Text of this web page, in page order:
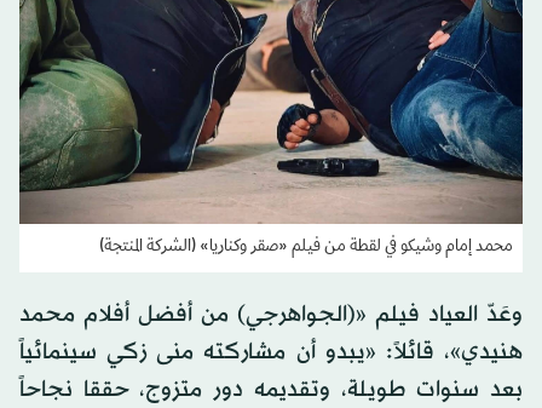
محمد إمام وشيكو في لقطة من فيلم «صقر وكناريا» (الشركة المنتجة)
وعَدّ العياد فيلم «(الجواهرجي) من أفضل أفلام محمد
هنيدي»، قائلاً: «يبدو أن مشاركته منى زكي سينمائياً
بعد سنوات طويلة، وتقديمه دور متزوج، حققا نجاحاً